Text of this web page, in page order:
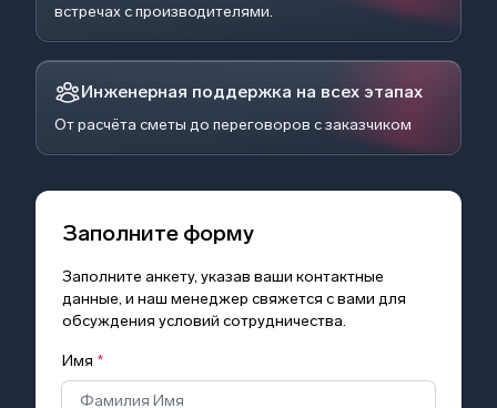
встречах с производителями.
Инженерная поддержка на всех этапах
От расчёта сметы до переговоров с заказчиком
Заполните форму
Заполните анкету, указав ваши контактные
данные, и наш менеджер свяжется с вами для
обсуждения условий сотрудничества.
Имя *